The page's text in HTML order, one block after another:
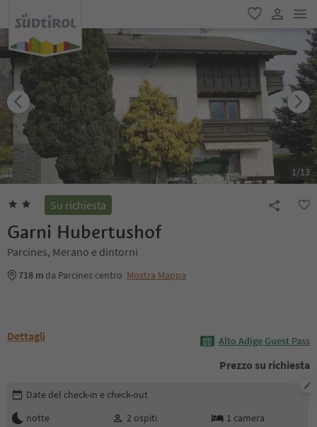
favoriti
user link
1/13
Su richiesta
Garni Hubertushof
Parcines, Merano e dintorni
718 m da Parcines centro Mostra Mappa
Dettagli Alto Adige Guest Pass
Prezzo su richiesta
Modifica i dettagli della prenotazione
Date del check-in e check-out
notte
2 ospiti 1 camera